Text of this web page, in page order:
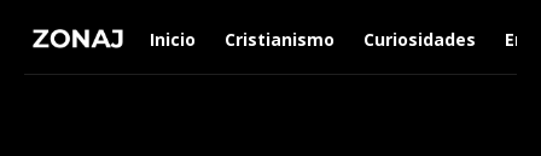
Inicio Cristianismo Curiosidades